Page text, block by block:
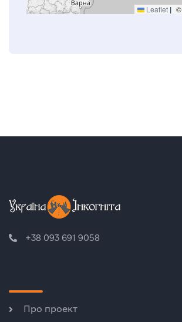
Leaflet | ©
+38 093 691 9058
Про проект